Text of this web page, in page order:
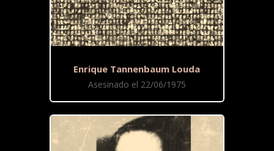
Enrique Tannenbaum Louda
Asesinado el 22/06/1975